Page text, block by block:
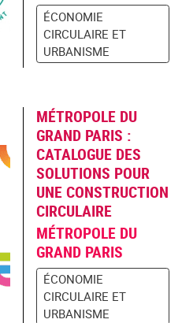
ÉCONOMIE
CIRCULAIRE ET
URBANISME
MÉTROPOLE DU
GRAND PARIS :
CATALOGUE DES
SOLUTIONS POUR
UNE CONSTRUCTION
CIRCULAIRE
MÉTROPOLE DU
GRAND PARIS
ÉCONOMIE
CIRCULAIRE ET
URBANISME